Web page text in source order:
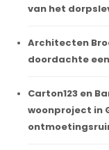
van het
Architecten
doordachte
Carton123 en
woonproject in